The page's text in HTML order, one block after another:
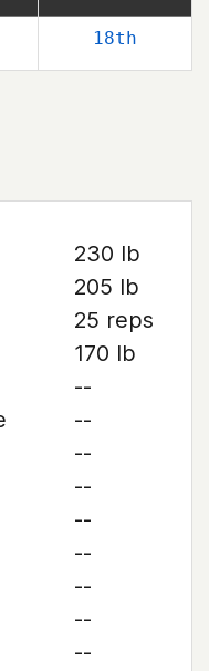
18th
230 lb
205 lb
25 reps
170 lb
--
--
--
--
--
--
--
--
--